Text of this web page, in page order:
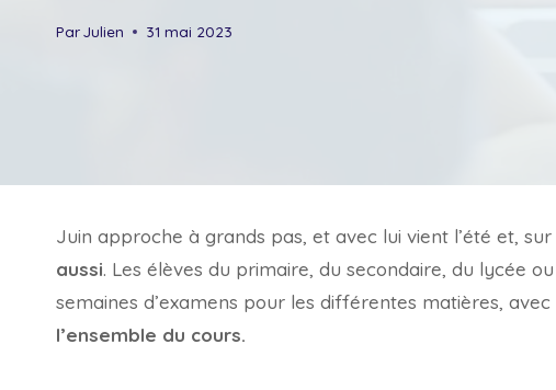
ParJulien 31 mai 2023
Juin approche à grands pas, et avec lui vient l’été et,
aussi. Les élèves du primaire, du secondaire, du lycée
semaines d’examens pour les différentes matières,
l’ensemble du cours.